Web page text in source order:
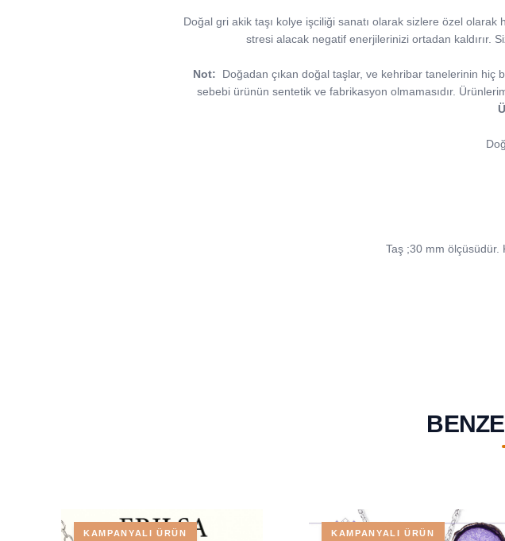
Doğal gri akik taşı kolye işciliği sanatı olarak sizlere özel olarak
stresi alacak negatif enerjilerinizi ortadan kaldırır.
Not:
Doğadan çıkan doğal taşlar, ve kehribar tanelerinin hiç
sebebi ürünün sentetik ve fabrikasyon olmamasıdır.
Taş ;30 mm ölçüsüdür.
KAMPANYALI ÜRÜN KAMPANYALI ÜRÜN